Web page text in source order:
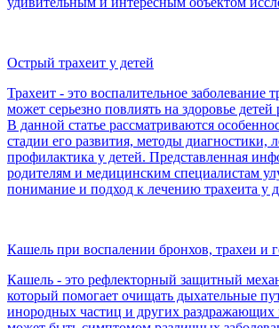
Острый трахеит у детей
Трахеит - это воспалительное заболевание
может серьезно повлиять на здоровье детей
В данной статье рассматриваются
стадии его развития, методы диагностики,
профилактика у детей. Представленная
родителям и медицинским специалистам
понимание и подход к лечению трахеита у
Кашель при воспалении бронхов, трахеи и
Кашель - это рефлекторный защитный
который помогает очищать дыхательные
инородных частиц и других раздражающих